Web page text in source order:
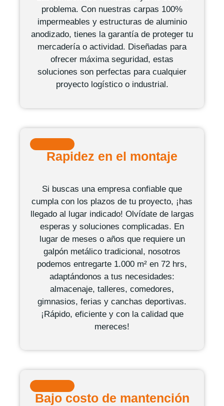
problema. Con nuestras carpas 100%
impermeables y estructuras de aluminio
anodizado, tienes la garantía de proteger tu
mercadería o actividad. Diseñadas para
ofrecer máxima seguridad, estas
soluciones son perfectas para cualquier
proyecto logístico o industrial.
Rapidez en el montaje
Si buscas una empresa confiable que
cumpla con los plazos de tu proyecto, ¡has
llegado al lugar indicado! Olvídate de largas
esperas y soluciones complicadas. En
lugar de meses o años que requiere un
galpón metálico tradicional, nosotros
podemos entregarte 1.000 m² en 72 hrs,
adaptándonos a tus necesidades:
almacenaje, talleres, comedores,
gimnasios, ferias y canchas deportivas.
¡Rápido, eficiente y con la calidad que
mereces!
Bajo costo de mantención